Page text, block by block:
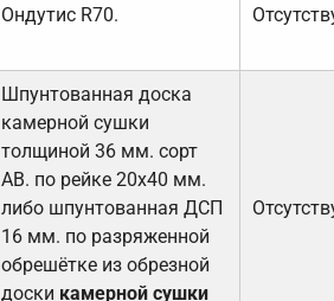
Ондутис R70.
Шпунтованная доска
камерной сушки
толщиной 36 мм. сорт
АВ. по рейке 20х40 мм.
либо шпунтованная ДСП
16 мм. по разряженной
обрешётке из обрезной
доски камерной сушки